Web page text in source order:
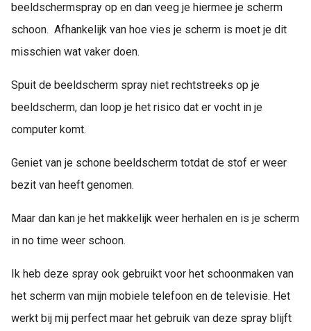
beeldschermspray op en dan veeg je hiermee je scherm
schoon. Afhankelijk van hoe vies je scherm is moet je dit
misschien wat vaker doen.
Spuit de beeldscherm spray niet rechtstreeks op je
beeldscherm, dan loop je het risico dat er vocht in je
computer komt.
Geniet van je schone beeldscherm totdat de stof er weer
bezit van heeft genomen.
Maar dan kan je het makkelijk weer herhalen en is je scherm
in no time weer schoon.
Ik heb deze spray ook gebruikt voor het schoonmaken van
het scherm van mijn mobiele telefoon en de televisie. Het
werkt bij mij perfect maar het gebruik van deze spray blijft